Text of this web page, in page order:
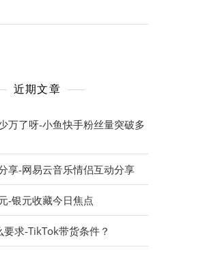
近期文章
万了呀-小鱼快手粉丝量突破多
享-网易云音乐情侣互动分享
-银元收藏今日焦点
求-TikTok带货条件？